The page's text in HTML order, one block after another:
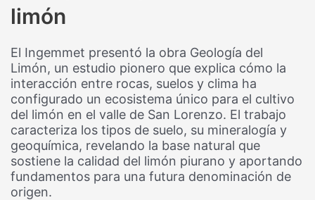
limón
El Ingemmet presentó la obra Geología del
Limón, un estudio pionero que explica cómo la
interacción entre rocas, suelos y clima ha
configurado un ecosistema único para el cultivo
del limón en el valle de San Lorenzo. El trabajo
caracteriza los tipos de suelo, su mineralogía y
geoquímica, revelando la base natural que
sostiene la calidad del limón piurano y aportando
fundamentos para una futura denominación de
origen.